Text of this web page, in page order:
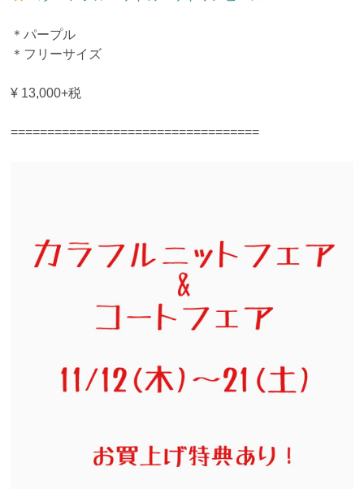
＊パープル
＊フリーサイズ
¥ 13,000+税
==================================